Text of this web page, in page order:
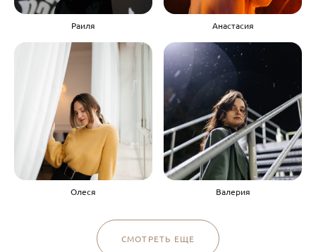
Раиля Анастасия
Олеся Валерия
СМОТРЕТЬ ЕЩЕ